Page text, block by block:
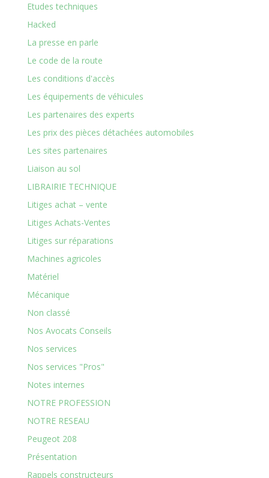
Etudes techniques
Hacked
La presse en parle
Le code de la route
Les conditions d'accès
Les équipements de véhicules
Les partenaires des experts
Les prix des pièces détachées automobiles
Les sites partenaires
Liaison au sol
LIBRAIRIE TECHNIQUE
Litiges achat – vente
Litiges Achats-Ventes
Litiges sur réparations
Machines agricoles
Matériel
Mécanique
Non classé
Nos Avocats Conseils
Nos services
Nos services "Pros"
Notes internes
NOTRE PROFESSION
NOTRE RESEAU
Peugeot 208
Présentation
Rappels constructeurs